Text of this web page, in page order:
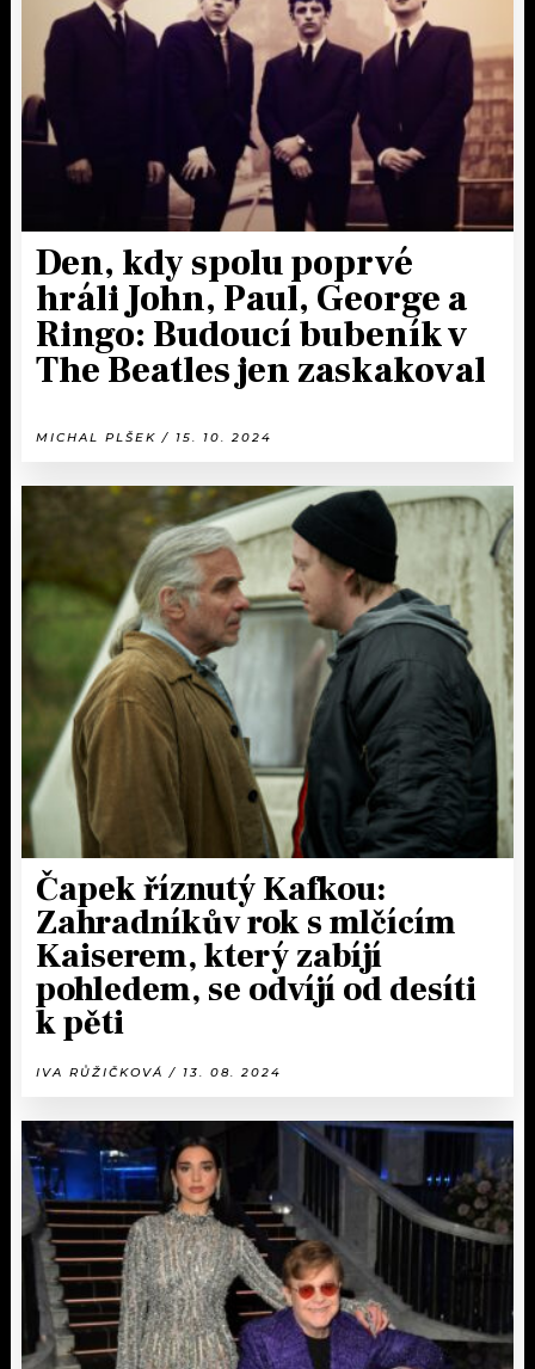
KALENDÁŘ
KVÍZY
VIP
TRENDY
MIX
OSTATNÍ
PROGRAM
PLAYLIST
JAK NALADIT
Den, kdy spolu poprvé
hráli John, Paul, George a
Ringo: Budoucí bubeník v
The Beatles jen zaskakoval
MICHAL PLŠEK / 15. 10. 2024
Čapek říznutý Kafkou:
Zahradníkův rok s mlčícím
Kaiserem, který zabíjí
pohledem, se odvíjí od desíti
k pěti
IVA RŮŽIČKOVÁ / 13. 08. 2024